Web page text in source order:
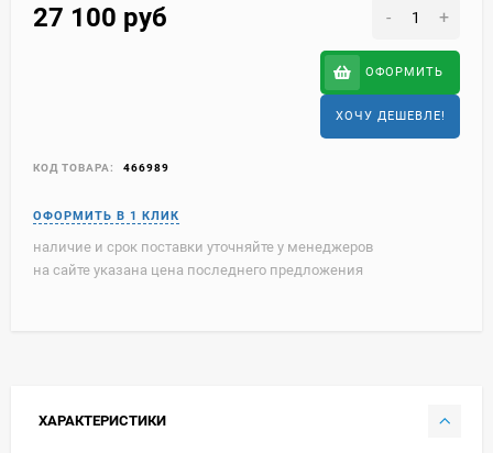
27 100 руб - +
ОФОРМИТЬ
ХОЧУ ДЕШЕВЛЕ!
КОД ТОВАРА: 466989
наличие и срок поставки уточняйте у менеджеров
на сайте указана цена последнего предложения
ХАРАКТЕРИСТИКИ